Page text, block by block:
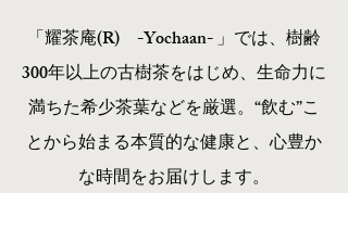
「耀茶庵(R) -Yochaan- 」では、樹齢
300年以上の古樹茶をはじめ、生命力に
満ちた希少茶葉などを厳選。 “飲む”こ
とから始まる本質的な健康と、心豊か
な時間をお届けします。